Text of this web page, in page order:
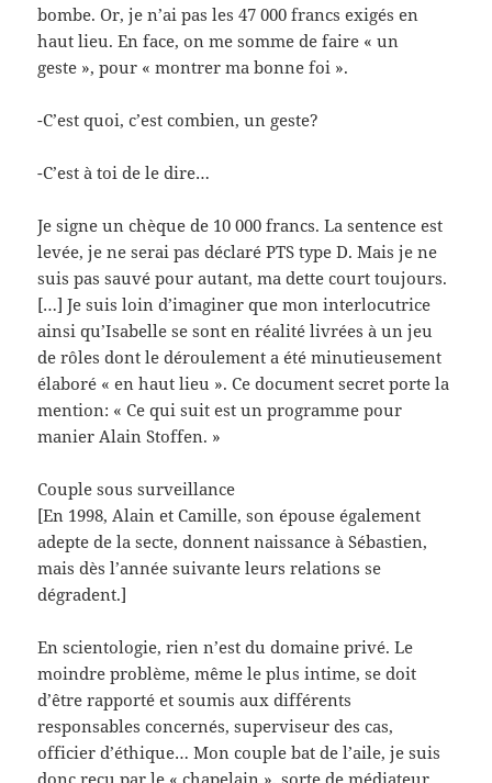
bombe. Or, je n’ai pas les 47 000 francs exigés en
haut lieu. En face, on me somme de faire « un
geste », pour « montrer ma bonne foi ».
-C’est quoi, c’est combien, un geste?
-C’est à toi de le dire…
Je signe un chèque de 10 000 francs. La sentence est
levée, je ne serai pas déclaré PTS type D. Mais je ne
suis pas sauvé pour autant, ma dette court toujours.
[…] Je suis loin d’imaginer que mon interlocutrice
ainsi qu’Isabelle se sont en réalité livrées à un jeu
de rôles dont le déroulement a été minutieusement
élaboré « en haut lieu ». Ce document secret porte la
mention: « Ce qui suit est un programme pour
manier Alain Stoffen. »
Couple sous surveillance
[En 1998, Alain et Camille, son épouse également
adepte de la secte, donnent naissance à Sébastien,
mais dès l’année suivante leurs relations se
dégradent.]
En scientologie, rien n’est du domaine privé. Le
moindre problème, même le plus intime, se doit
d’être rapporté et soumis aux différents
responsables concernés, superviseur des cas,
officier d’éthique… Mon couple bat de l’aile, je suis
donc reçu par le « chapelain », sorte de médiateur